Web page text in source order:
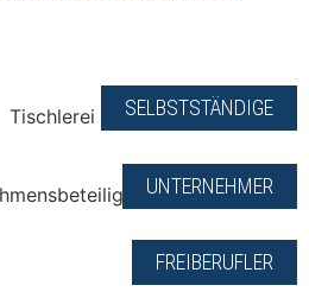
SELBSTSTÄNDIGE
UNTERNEHMER
FREIBERUFLER